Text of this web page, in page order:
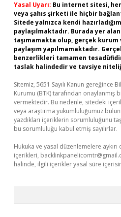
Yasal Uyarı: Bu internet sitesi,
veya şahıs şirketi ile hiçbir
Sitede yalnızca kendi
paylaşılmaktadır. Burada yer
taşımamakta olup, gerçek kurum
paylaşım yapılmamaktadır.
benzerlikleri tamamen
taslak halindedir ve tavsiye
Sitemiz, 5651 Sayılı Kanun gereğince
Kurumu (BTK) tarafından onaylanmış
vermektedir. Bu nedenle, sitedeki
veya araştırma yükümlülüğümüz
yazdıkları içeriklerin sorumluluğunu
bu sorumluluğu kabul etmiş sayılırlar.
Hukuka ve yasal düzenlemelere
içerikleri,
halinde, ilgili içerikler yasal süre